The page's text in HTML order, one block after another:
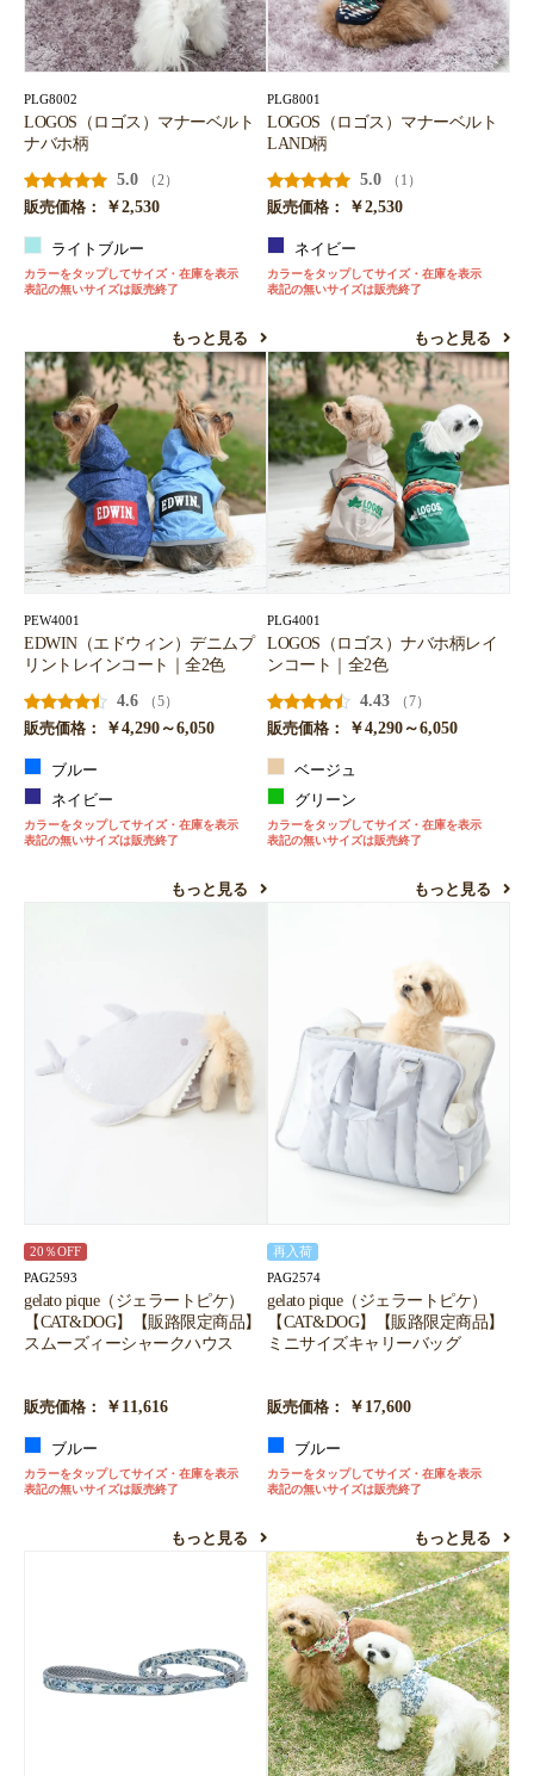
PLG8002
LOGOS（ロゴス）マナーベルト
ナバホ柄
5.0
（2）
販売価格：
￥2,530
ライトブルー
カラーをタップしてサイズ・在庫を表示
表記の無いサイズは販売終了
もっと見る
PLG8001
LOGOS（ロゴス）マナーベルト
LAND柄
5.0
（1）
販売価格：
￥2,530
ネイビー
カラーをタップしてサイズ・在庫を表示
表記の無いサイズは販売終了
もっと見る
PEW4001
EDWIN（エドウィン）デニムプ
リントレインコート｜全2色
4.6
（5）
販売価格：
￥4,290～6,050
ブルー
ネイビー
カラーをタップしてサイズ・在庫を表示
表記の無いサイズは販売終了
もっと見る
PLG4001
LOGOS（ロゴス）ナバホ柄レイ
ンコート｜全2色
4.43
（7）
販売価格：
￥4,290～6,050
ベージュ
グリーン
カラーをタップしてサイズ・在庫を表示
表記の無いサイズは販売終了
もっと見る
20％OFF
PAG2593
gelato pique（ジェラートピケ）
【CAT&DOG】【販路限定商品】
スムーズィーシャークハウス
販売価格： ￥11,616
ブルー
カラーをタップしてサイズ・在庫を表示
表記の無いサイズは販売終了
もっと見る
再入荷
PAG2574
gelato pique（ジェラートピケ）
【CAT&DOG】【販路限定商品】
ミニサイズキャリーバッグ
販売価格： ￥17,600
ブルー
カラーをタップしてサイズ・在庫を表示
表記の無いサイズは販売終了
もっと見る